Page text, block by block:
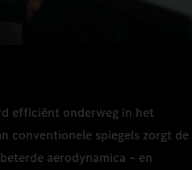
efficiënt onderweg in het
conventionele spiegels zorgt de
aerodynamica – en